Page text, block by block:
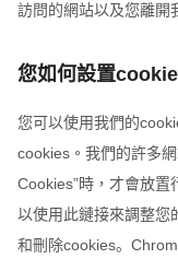
訪問的網站以及您離開
您如何設置
您可以使用我們的
cookies。我們的許多
Cookies”時，才會放
以使用此鏈接來調整您
和刪除cookies。